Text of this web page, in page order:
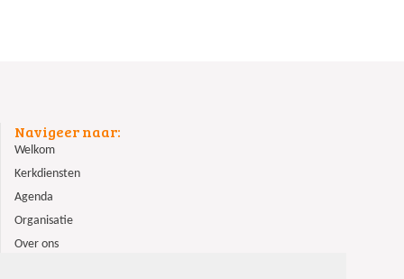
Navigeer naar:
Welkom
Kerkdiensten
Agenda
Organisatie
Over ons